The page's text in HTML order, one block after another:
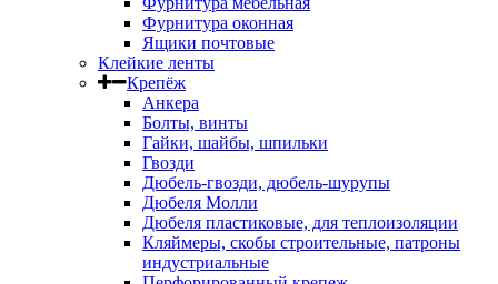
Фурнитура оконная
Ящики почтовые
Клейкие ленты
Крепёж
Анкера
Болты, винты
Гайки, шайбы, шпильки
Гвозди
Дюбель-гвозди, дюбель-шурупы
Дюбеля Молли
Дюбеля пластиковые, для теплоизоляции
Кляймеры, скобы строительные, патроны
индустриальные